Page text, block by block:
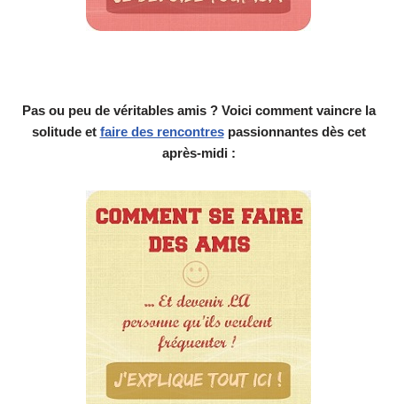
Pas ou peu de véritables amis ? Voici comment vaincre la
solitude et faire des rencontrespassionnantes dès cet
après-midi :